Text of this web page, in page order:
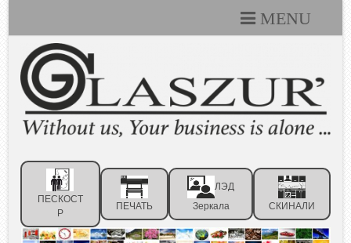
MENU
Каталоги
Технические условия
Портфолио
Контакты
Отзывы клиентов
ПЕСКОСТ
Р
ПЕЧАТЬ
ЛЭД
Зеркала
СКИНАЛИ